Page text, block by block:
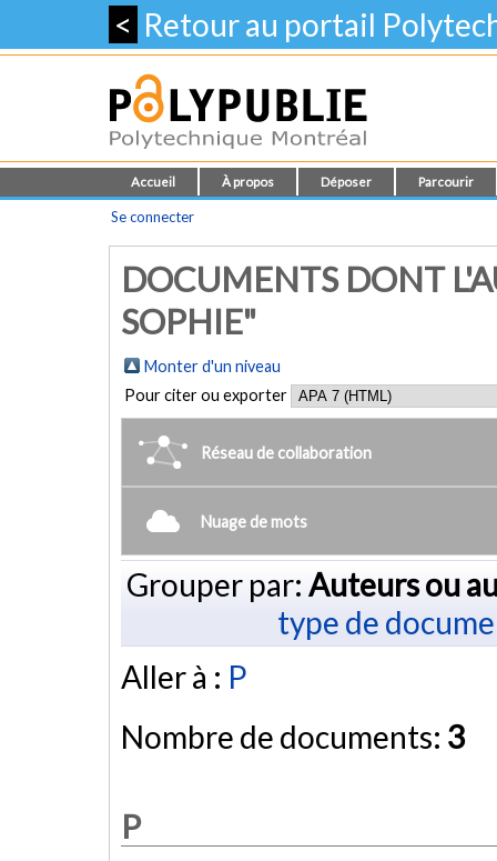
< Retour au portail
Accueil À propos Déposer Parcourir
Se connecter
DOCUMENTS DONT
SOPHIE"
Monter d'un niveau
Pour citer ou exporter
Réseau de collaboration
Nuage de mots
Grouper par: Auteurs ou
type de
Aller à : P
Nombre de documents: 3
P